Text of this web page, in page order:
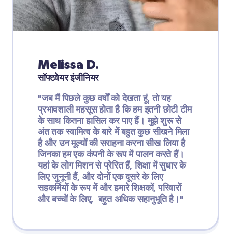
Melissa D.
सॉफ्टवेयर इंजीनियर
"जब मैं पिछले कुछ वर्षों को देखता हूं, तो यह
प्रभावशाली महसूस होता है कि हम इतनी छोटी टीम
के साथ कितना हासिल कर पाए हैं। मुझे शुरू से
अंत तक स्वामित्व के बारे में बहुत कुछ सीखने मिला
है और उन मूल्यों की सराहना करना सीख लिया है
जिनका हम एक कंपनी के रूप में पालन करते हैं।
यहां के लोग मिशन से प्रेरित हैं, शिक्षा में सुधार के
लिए जुनूनी हैं, और दोनों एक दूसरे के लिए
सहकर्मियों के रूप में और हमारे शिक्षकों, परिवारों
और बच्चों के लिए,  बहुत अधिक सहानुभूति है।"